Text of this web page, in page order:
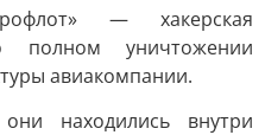
— хакерская
полном уничтожении
авиакомпании.
находились внутри